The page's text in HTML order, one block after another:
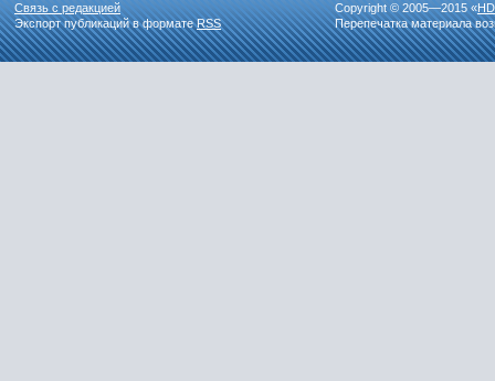
Связь с редакцией
Экспорт публикаций в форматеRSS
Copyright © 2005—2015 «
Перепечатка материала